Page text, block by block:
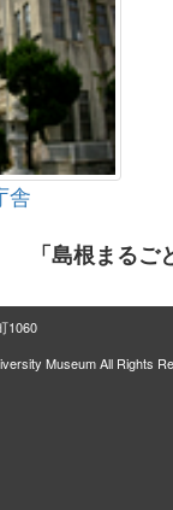
舎
「島根まる
1060
Museum All Rights